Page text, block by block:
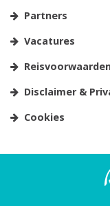
Partners
Vacatures
Disclaimer &
Cookies